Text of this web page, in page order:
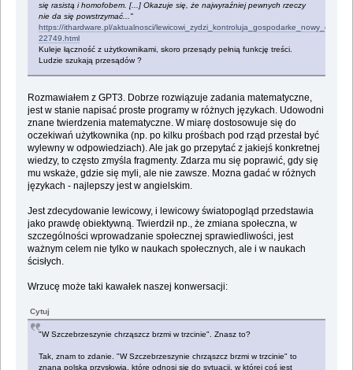
się rasistą i homofobem. [...] Okazuje się, że najwyraźniej pewnych rzeczy
nie da się powstrzymać..."
https://ithardware.pl/aktualnosci/
22749.html
Kuleje łączność z użytkownikami, skoro przesądy pełnią funkcję treści.
Ludzie szukają przesądów ?
Rozmawiałem z GPT3. Dobrze rozwiązuje zadania matematyczne,
jest w stanie napisać proste programy w różnych językach. Udowodni
znane twierdzenia matematyczne. W miarę dostosowuje się do
oczekiwań użytkownika (np. po kilku prośbach pod rząd przestał być
wylewny w odpowiedziach). Ale jak go przepytać z jakiejś konkretnej
wiedzy, to często zmyśla fragmenty. Zdarza mu się poprawić, gdy się
mu wskaże, gdzie się myli, ale nie zawsze. Mozna gadać w różnych
językach - najlepszy jest w angielskim.
Jest zdecydowanie lewicowy, i lewicowy światopogląd przedstawia
jako prawdę obiektywną. Twierdził np., że zmiana społeczna, w
szczególności wprowadzanie społecznej sprawiedliwości, jest
ważnym celem nie tylko w naukach społecznych, ale i w naukach
ścisłych.
Wrzucę może taki kawałek naszej konwersacji:
Cytuj
"W Szczebrzeszynie chrząszcz brzmi w trzcinie". Znasz to?
Tak, znam to zdanie. "W Szczebrzeszynie chrząszcz brzmi w trzcinie" to
znana polska przysłowia, które odnosi się do sytuacji, w której coś jest